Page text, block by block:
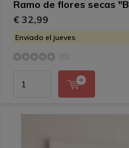
Ramo de flores secas
€ 32,99
Enviado el jueves
(0)